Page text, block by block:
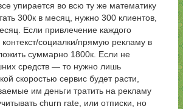
упирается во всю ту же математику
300к в месяц, нужно 300 клиентов,
Если привлечение каждого
контекст/социалки/прямую рекламу в
суммарно 1800к. Если не
средств — то нужно лишь
скоростью сервис будет расти,
им деньги тратить на рекламу
churn rate, или отписки, но